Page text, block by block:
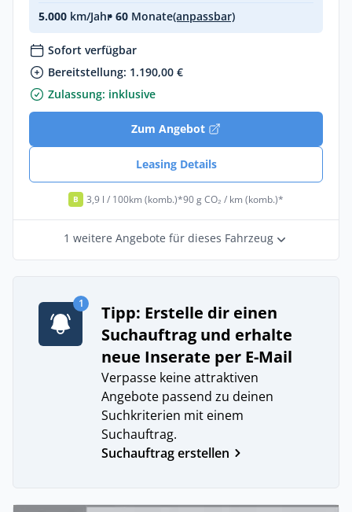
5.000 km/Jahr• 60 Monate(anpassbar)
Sofort verfügbar
Bereitstellung: 1.190,00 €
Zulassung: inklusive
Zum Angebot
Leasing Details
B 3,9 l / 100km (komb.)*90 g CO₂ / km (komb.)*
1 weitere Angebote für dieses Fahrzeug
1
Tipp: Erstelle dir einen
Suchauftrag und erhalte
neue Inserate per E-Mail
Verpasse keine attraktiven
Angebote passend zu deinen
Suchkriterien mit einem
Suchauftrag.
Suchauftrag erstellen